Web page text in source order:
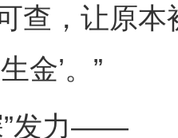
查，让原
金’。”
发力——